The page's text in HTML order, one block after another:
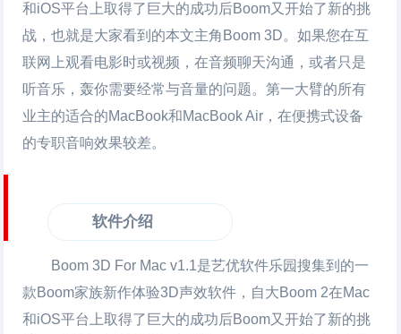
和iOS平台上取得了巨大的成功后Boom又开始了新的挑
战，也就是大家看到的本文主角Boom 3D。如果您在互
联网上观看电影时或视频，在音频聊天沟通，或者只是
听音乐，轰你需要经常与音量的问题。第一大臂的所有
业主的适合的MacBook和MacBook Air，在便携式设备
的专职音响效果较差。
软件介绍
Boom 3D For Mac v1.1是艺优软件乐园搜集到的一
款Boom家族新作体验3D声效软件，自大Boom 2在Mac
和iOS平台上取得了巨大的成功后Boom又开始了新的挑